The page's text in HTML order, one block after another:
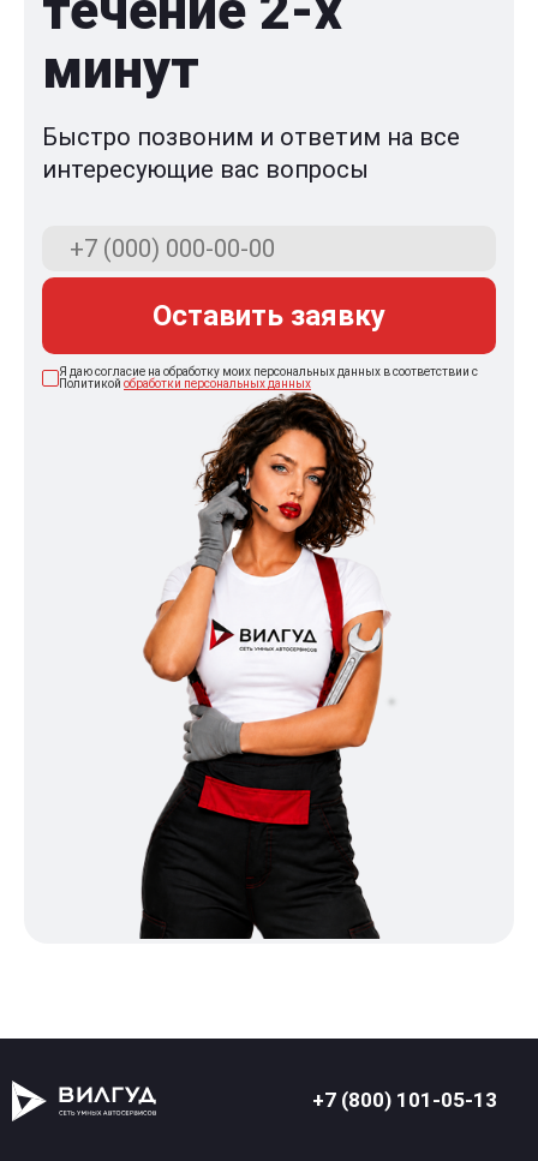
минут
Быстро позвоним и ответим на все
интересующие вас вопросы
Оставить заявку
Я даю согласие на обработку моих персональных данных в соответствии с
Политикой обработки персональных данных
+7 (800) 101-05-13